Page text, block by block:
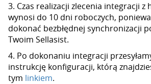
3. Czas realizacji zlecenia integracji
wynosi do 10 dni roboczych,
dokonać bezbłędnej synchronizacji
Twoim Sellasist.
4. Po dokonaniu integracji
instrukcję konfiguracji, którą
tym linkiem.